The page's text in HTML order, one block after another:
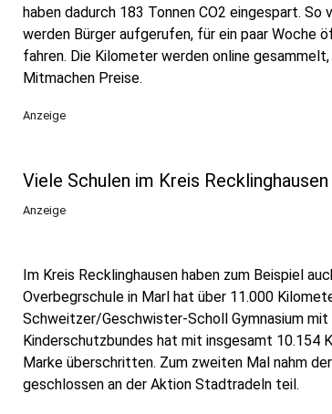
haben dadurch 183 Tonnen CO2 eingespart.
werden Bürger aufgerufen, für ein paar
fahren. Die Kilometer werden online
Mitmachen Preise.
Anzeige
Viele Schulen im Kreis
Anzeige
Im Kreis Recklinghausen haben zum Beispiel
Overbegrschule in Marl hat über 11.000
Schweitzer/Geschwister-Scholl Gymnasium
Kinderschutzbundes hat mit insgesamt 10.154
Marke überschritten. Zum zweiten Mal nahm
geschlossen an der Aktion Stadtradeln teil.